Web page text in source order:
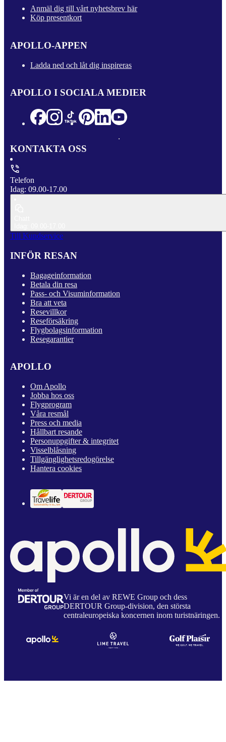
Anmäl dig till vårt nyhetsbrev här
Köp presentkort
APOLLO-APPEN
Ladda ned och låt dig inspireras
APOLLO I SOCIALA MEDIER
KONTAKTA OSS
Telefon
Idag: 09.00-17.00
Till Kundservice
INFÖR RESAN
Bagageinformation
Betala din resa
Pass- och Visuminformation
Bra att veta
Resevillkor
Reseförsäkring
Flygbolagsinformation
Resegarantier
APOLLO
Om Apollo
Jobba hos oss
Flygprogram
Våra resmål
Press och media
Hållbart resande
Personuppgifter & integritet
Visselblåsning
Tillgänglighetsredogörelse
Hantera cookies
Vi är en del av REWE Group och dess
DERTOUR Group-division, den största
centraleuropeiska koncernen inom turistnäringen.